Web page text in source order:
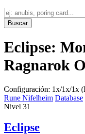
Eclipse:
Ragnarok
Configuración: 1x/1x/1x
Rune Nifelheim Database
Nivel 31
Eclipse